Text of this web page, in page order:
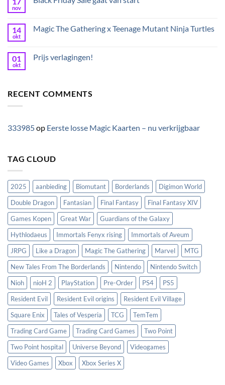
nov
14
okt
Magic The Gathering x Teenage Mutant Ninja Turtles
01
okt
Prijs verlagingen!
RECENT COMMENTS
333985op Eerste losse Magic Kaarten – nu verkrijgbaar
TAG CLOUD
2025 aanbieding Biomutant Borderlands
Digimon World
Double Dragon
Fantasian Final Fantasy
Final Fantasy XIV
Games Kopen
Great War
Guardians of the Galaxy
Hythlodaeus
Immortals Fenyx rising
Immortals of Aveum
JRPG
Like a Dragon Magic The Gathering Marvel
MTG
New Tales From The Borderlands
Nintendo
Nintendo Switch
Nioh
nioH 2 PlayStation Pre-Order PS4
PS5
Resident Evil
Resident Evil origins
Resident Evil Village
Square Enix
Tales of Vesperia TCG
TemTem
Trading Card Game
Trading Card Games
Two Point
Two Point hospital
Universe Beyond
Videogames
Video Games
Xbox Xbox Series X